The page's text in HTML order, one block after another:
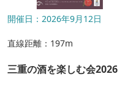
開催日：2026年9月12日
直線距離：197m
三重の酒を楽しむ会2026